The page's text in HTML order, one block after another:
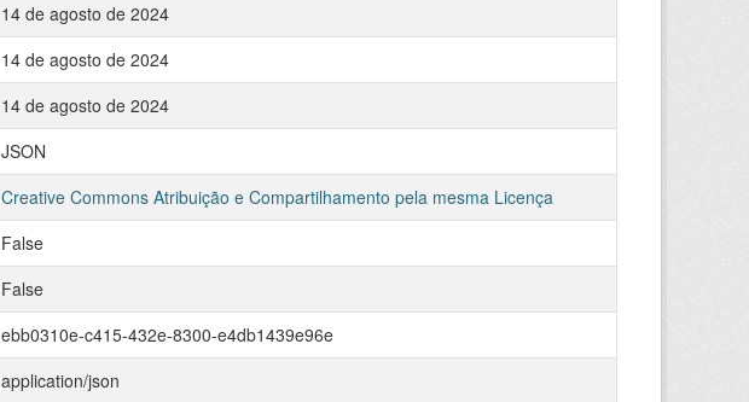
14 de agosto de 2024
14 de agosto de 2024
14 de agosto de 2024
JSON
Creative Commons Atribuição e Compartilhamento pela mesma Licença
False
False
ebb0310e-c415-432e-8300-e4db1439e96e
application/json